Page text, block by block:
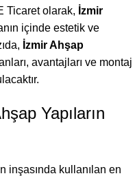
Ticaret olarak, İzmir
içinde estetik ve
İzmir Ahşap
avantajları ve montaj
Yapıların
inşasında kullanılan en